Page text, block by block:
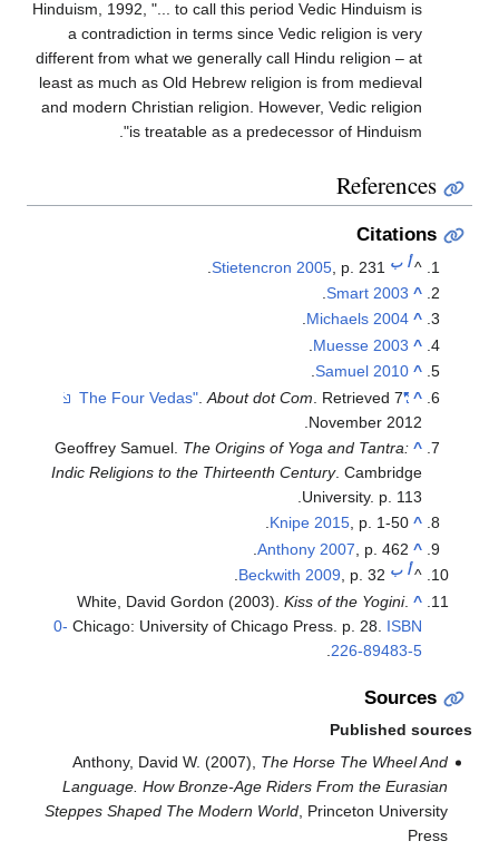
Hinduism, 1992, "... to call this period Vedic Hinduism is
a contradiction in terms since Vedic religion is very
different from what we generally call Hindu religion – at
least as much as Old Hebrew religion is from medieval
and modern Christian religion. However, Vedic religion
is treatable as a predecessor of Hinduism".
References
Citations
^أ ب Stietencron 2005 , p. 231.
^
Smart 2003
.
^
Michaels 2004
.
^
Muesse 2003
^
Samuel 2010
.
^
"The Four Vedas"
.About dot Com . Retrieved7
November 2012
^
Geoffrey Samuel. The Origins of Yoga and Tantra:
Indic Religions to the Thirteenth Century. Cambridge
University. p. 113.
^
Knipe 2015, p. 1-50.
^
Anthony 2007 , p. 462.
^أ ب Beckwith 2009 , p. 32.
^
White, David Gordon (2003).Kiss of the Yogini.
Chicago: University of Chicago Press. p. 28. ISBN
0-
226-89483-5
Sources
Published sources
Anthony, David W. (2007), The Horse The Wheel And
Language. How Bronze-Age Riders From the Eurasian
Steppes Shaped The Modern World, Princeton University
Press